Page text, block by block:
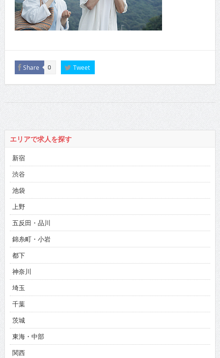
Share 0 Tweet
エリアで求人を探す
新宿
渋谷
池袋
上野
五反田・品川
錦糸町・小岩
都下
神奈川
埼玉
千葉
茨城
東海・中部
関西